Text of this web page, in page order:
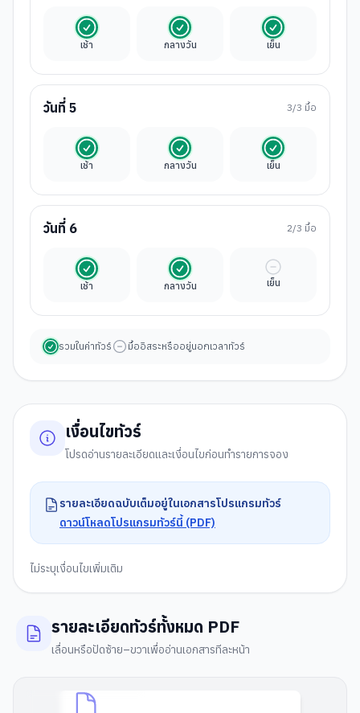
เช้า
รวมในค่าทัวร์
กลางวัน
รวมในค่าทัวร์
เย็น
รวมในค่าทัวร์
วันที่ 5 3/3 มื้อ
เช้า
รวมในค่าทัวร์
กลางวัน
รวมในค่าทัวร์
เย็น
รวมในค่าทัวร์
วันที่ 6 2/3 มื้อ
เช้า
รวมในค่าทัวร์
กลางวัน
รวมในค่าทัวร์
เย็น
มื้ออิสระ
รวมในค่าทัวร์ มื้ออิสระหรืออยู่นอกเวลาทัวร์
เงื่อนไขทัวร์
โปรดอ่านรายละเอียดและเงื่อนไขก่อนทำรายการจอง
รายละเอียดฉบับเต็มอยู่ในเอกสารโปรแกรมทัวร์
ดาวน์โหลดโปรแกรมทัวร์นี้ (PDF)
ไม่ระบุเงื่อนไขเพิ่มเติม
รายละเอียดทัวร์ทั้งหมด PDF
เลื่อนหรือปัดซ้าย–ขวาเพื่ออ่านเอกสารทีละหน้า